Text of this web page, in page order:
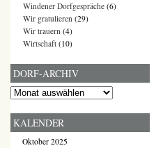
Windener Dorfgespräche (6)
Wir gratulieren (29)
Wir trauern (4)
Wirtschaft (10)
DORF-ARCHIV
Dorf-
KALENDER
Oktober 2025